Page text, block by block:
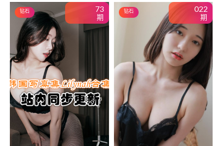
网站导航
**用户中心**
登录
钻石 73
期
钻石 022
期